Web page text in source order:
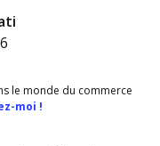
le monde du commerce
moi !